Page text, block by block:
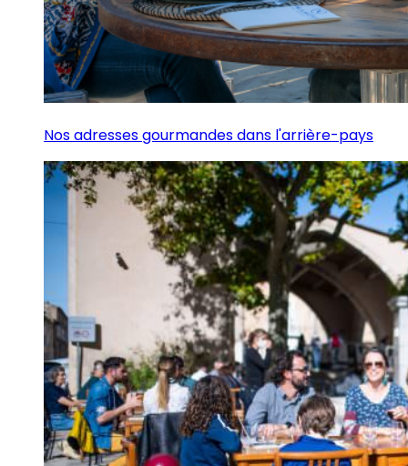
Nos adresses gourmandes dans l'arrière-pays